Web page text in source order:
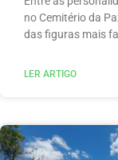
no Cemitério da
das figuras mais
LER ARTIGO